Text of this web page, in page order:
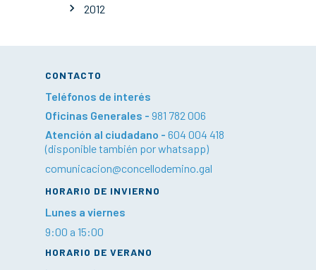
2012
CONTACTO
Teléfonos de interés
Oficinas Generales - 981 782 006
Atención al ciudadano - 604 004 418
(disponible también por whatsapp)
comunicacion@concellodemino.gal
HORARIO DE INVIERNO
Lunes a viernes
9:00 a 15:00
HORARIO DE VERANO